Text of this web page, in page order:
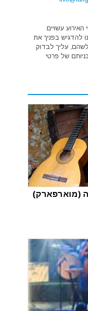
עשויים
להדגיש בפניך את
עליך לבדוק
של פרטי
(מוארפארק)